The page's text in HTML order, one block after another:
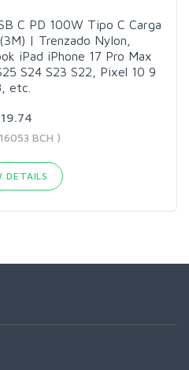
C PD 100W Tipo C Carga
| Trenzado Nylon,
iPad iPhone 17 Pro Max
S24 S23 S22, Pixel 10 9
etc.
BCH )
DETAILS